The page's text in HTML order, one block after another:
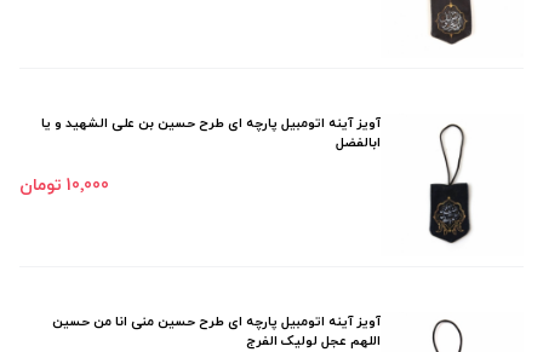
آویز آینه اتومبیل پارچه ای طرح حسین بن علی الشهید و یا
ابالفضل
10٬000 تومان
آویز آینه اتومبیل پارچه ای طرح حسین منی انا من حسین
اللهم عجل لولیک الفرج